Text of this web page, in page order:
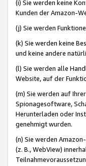
(i) Sie werden keine
Kunden der Amazon-
(j) Sie werden
(k) Sie werden keine
und keine andere
(l) Sie werden alle
Website, auf der
(m) Sie werden auf
Spionagesoftware,
Herunterladen oder
genehmigt wurden.
(n) Sie werden
(z. B., WebView)